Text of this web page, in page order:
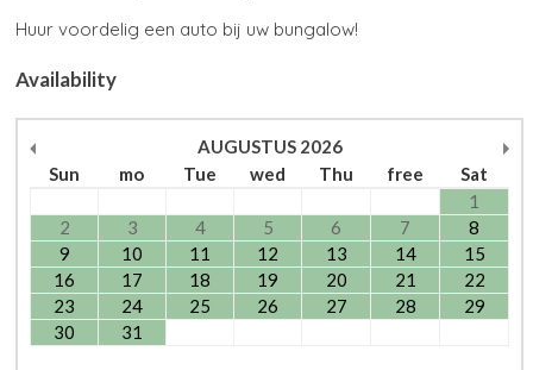
Huur voordelig een auto bij uw bungalow!
Availability
AUGUSTUS 2026
Sun
mo Tue wed Thu free
Sat
1
2
3 4 5 6 7
8
9
10 11 12 13 14
15
16
17 18 19 20 21
22
23
24 25 26 27 28
29
30
31